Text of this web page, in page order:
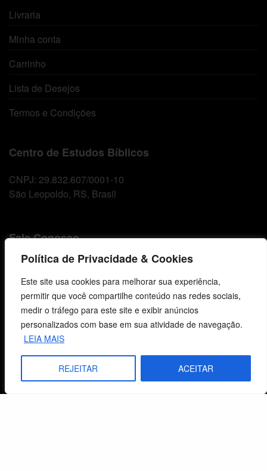
Política de Privacidade & Cookies
Este site usa cookies para melhorar sua experiência,
permitir que você compartilhe conteúdo nas redes sociais,
medir o tráfego para este site e exibir anúncios
personalizados com base em sua atividade de navegação.
LEIA MAIS
REJEITAR ACEITAR
Livraria
Minha conta
Carrinho
Lista de Desejos
Termos e Condições
Centro de Estudos Bíblicos
CNPJ: 29.832.607/0001-10
São Leopoldo, RS, Brasil
Fale Conosco
E-mails
vendas@cebi.org.br
comunicacao@cebi.org.br
WhatsApp / Vendas
+55 (51) 99734-4518
WhatsApp / Comunicação
+55 (51) 99799-3041